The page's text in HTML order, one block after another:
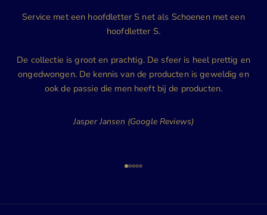
Service met een hoofdletter S net als Schoenen met een
hoofdletter S.
De collectie is groot en prachtig. De sfeer is heel prettig en
ongedwongen. De kennis van de producten is geweldig en
ook de passie die men heeft bij de producten.
Jasper Jansen (Google Reviews)
Naar artikel 1
Naar artikel 2
Naar artikel 3
Naar artikel 4
Naar artikel 5